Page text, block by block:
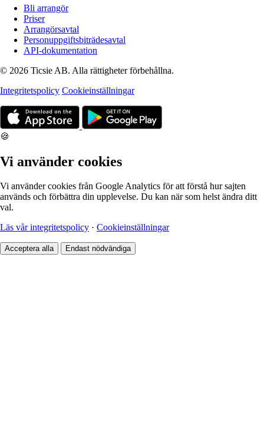
Bli arrangör
Priser
Arrangörsavtal
Personuppgiftsbiträdesavtal
API-dokumentation
© 2026 Ticsie AB. Alla rättigheter förbehållna.
Integritetspolicy Cookieinställningar
🍪
Vi använder cookies
Vi använder cookies från Google Analytics för att förstå hur sajten
används och förbättra din upplevelse. Du kan när som helst ändra ditt
val.
Läs vår integritetspolicy · Cookieinställningar
Acceptera alla Endast nödvändiga